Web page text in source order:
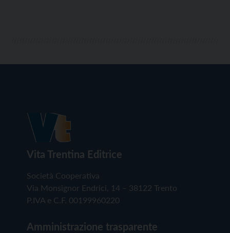
Vita Trentina Editrice
Società Cooperativa
Via Monsignor Endrici, 14 – 38122 Trento
P.IVA e C.F. 00199960220
Amministrazione trasparente